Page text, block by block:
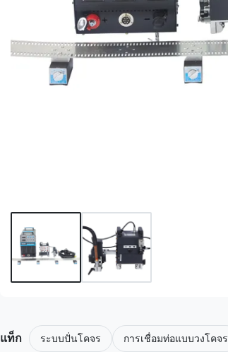
แท็ก ระบบปั่นโคจร การเชื่อมท่อแบบวงโคจร